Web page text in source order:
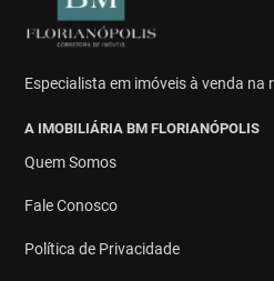
Especialista em imóveis à venda na
A IMOBILIÁRIA BM FLORIANÓPOLIS
Quem Somos
Fale Conosco
Política de Privacidade